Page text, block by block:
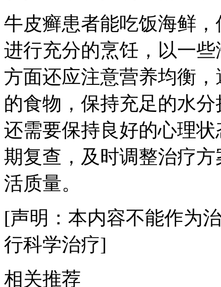
牛皮癣患者能吃饭海鲜
进行充分的烹饪，以一
方面还应注意营养均衡
的食物，保持充足的水
还需要保持良好的心理
期复查，及时调整治疗
活质量。
[声明：本内容不能作为
行科学治疗]
相关推荐